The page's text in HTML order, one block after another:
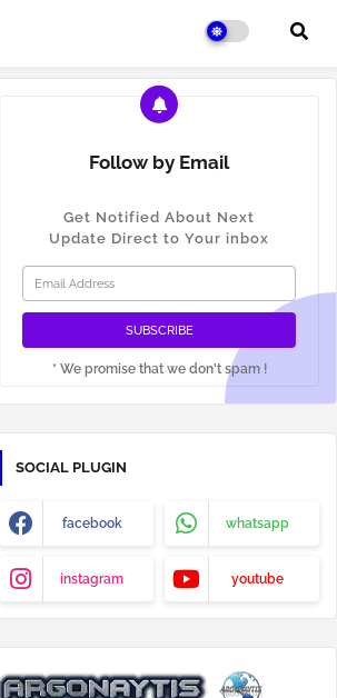
Follow by Email
Get Notified About Next
Update Direct to Your inbox
* We promise that we don't spam !
SOCIAL PLUGIN
facebook whatsapp
instagram youtube